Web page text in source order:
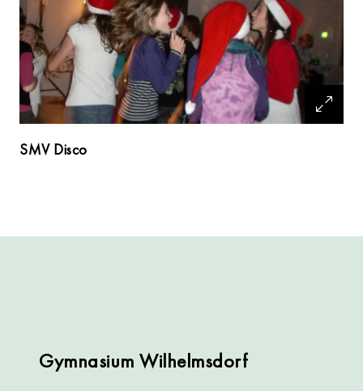
SMV Disco
Gymnasium Wilhelmsdorf